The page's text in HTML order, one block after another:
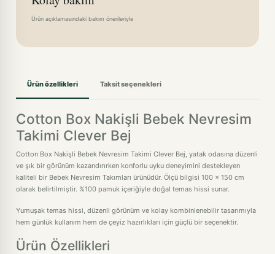
Ürün açıklamasındaki bakım önerileriyle
Ürün özellikleri Taksit seçenekleri
Cotton Box Nakişli Bebek Nevresim
Takimi Clever Bej
Cotton Box Nakişli Bebek Nevresim Takimi Clever Bej, yatak odasına düzenli
ve şık bir görünüm kazandırırken konforlu uyku deneyimini destekleyen
kaliteli bir Bebek Nevresim Takımları ürünüdür. Ölçü bilgisi 100 x 150 cm
olarak belirtilmiştir. %100 pamuk içeriğiyle doğal temas hissi sunar.
Yumuşak temas hissi, düzenli görünüm ve kolay kombinlenebilir tasarımıyla
hem günlük kullanım hem de çeyiz hazırlıkları için güçlü bir seçenektir.
Ürün Özellikleri